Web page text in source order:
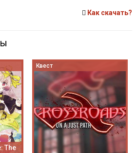
Как скачать?
The
Квест